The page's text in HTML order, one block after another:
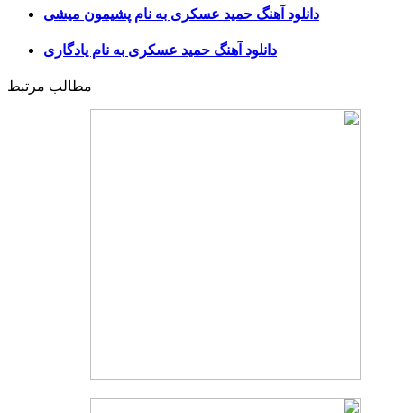
دانلود آهنگ حمید عسکری به نام پشیمون میشی
دانلود آهنگ حمید عسکری به نام یادگاری
مطالب مرتبط